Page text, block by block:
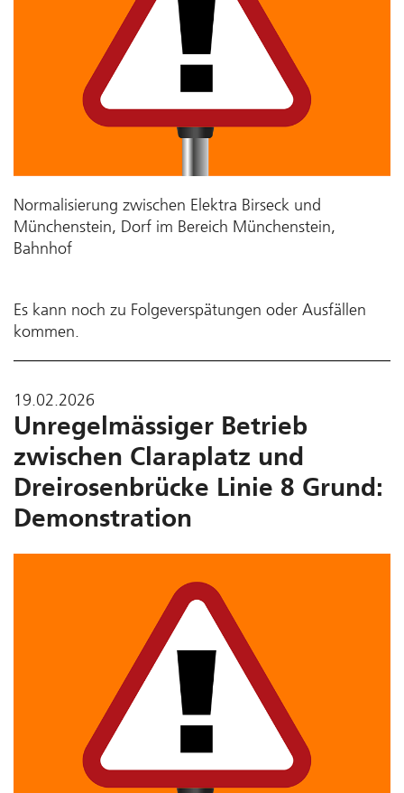
Normalisierung zwischen Elektra Birseck und
Münchenstein, Dorf im Bereich Münchenstein,
Bahnhof
Es kann noch zu Folgeverspätungen oder Ausfällen
kommen.
19.02.2026
Unregelmässiger Betrieb
zwischen Claraplatz und
Dreirosenbrücke Linie 8 Grund:
Demonstration